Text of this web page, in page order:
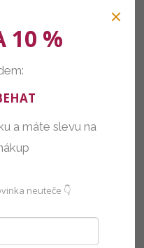
10 %
a máte slevu na
neuteče 👇